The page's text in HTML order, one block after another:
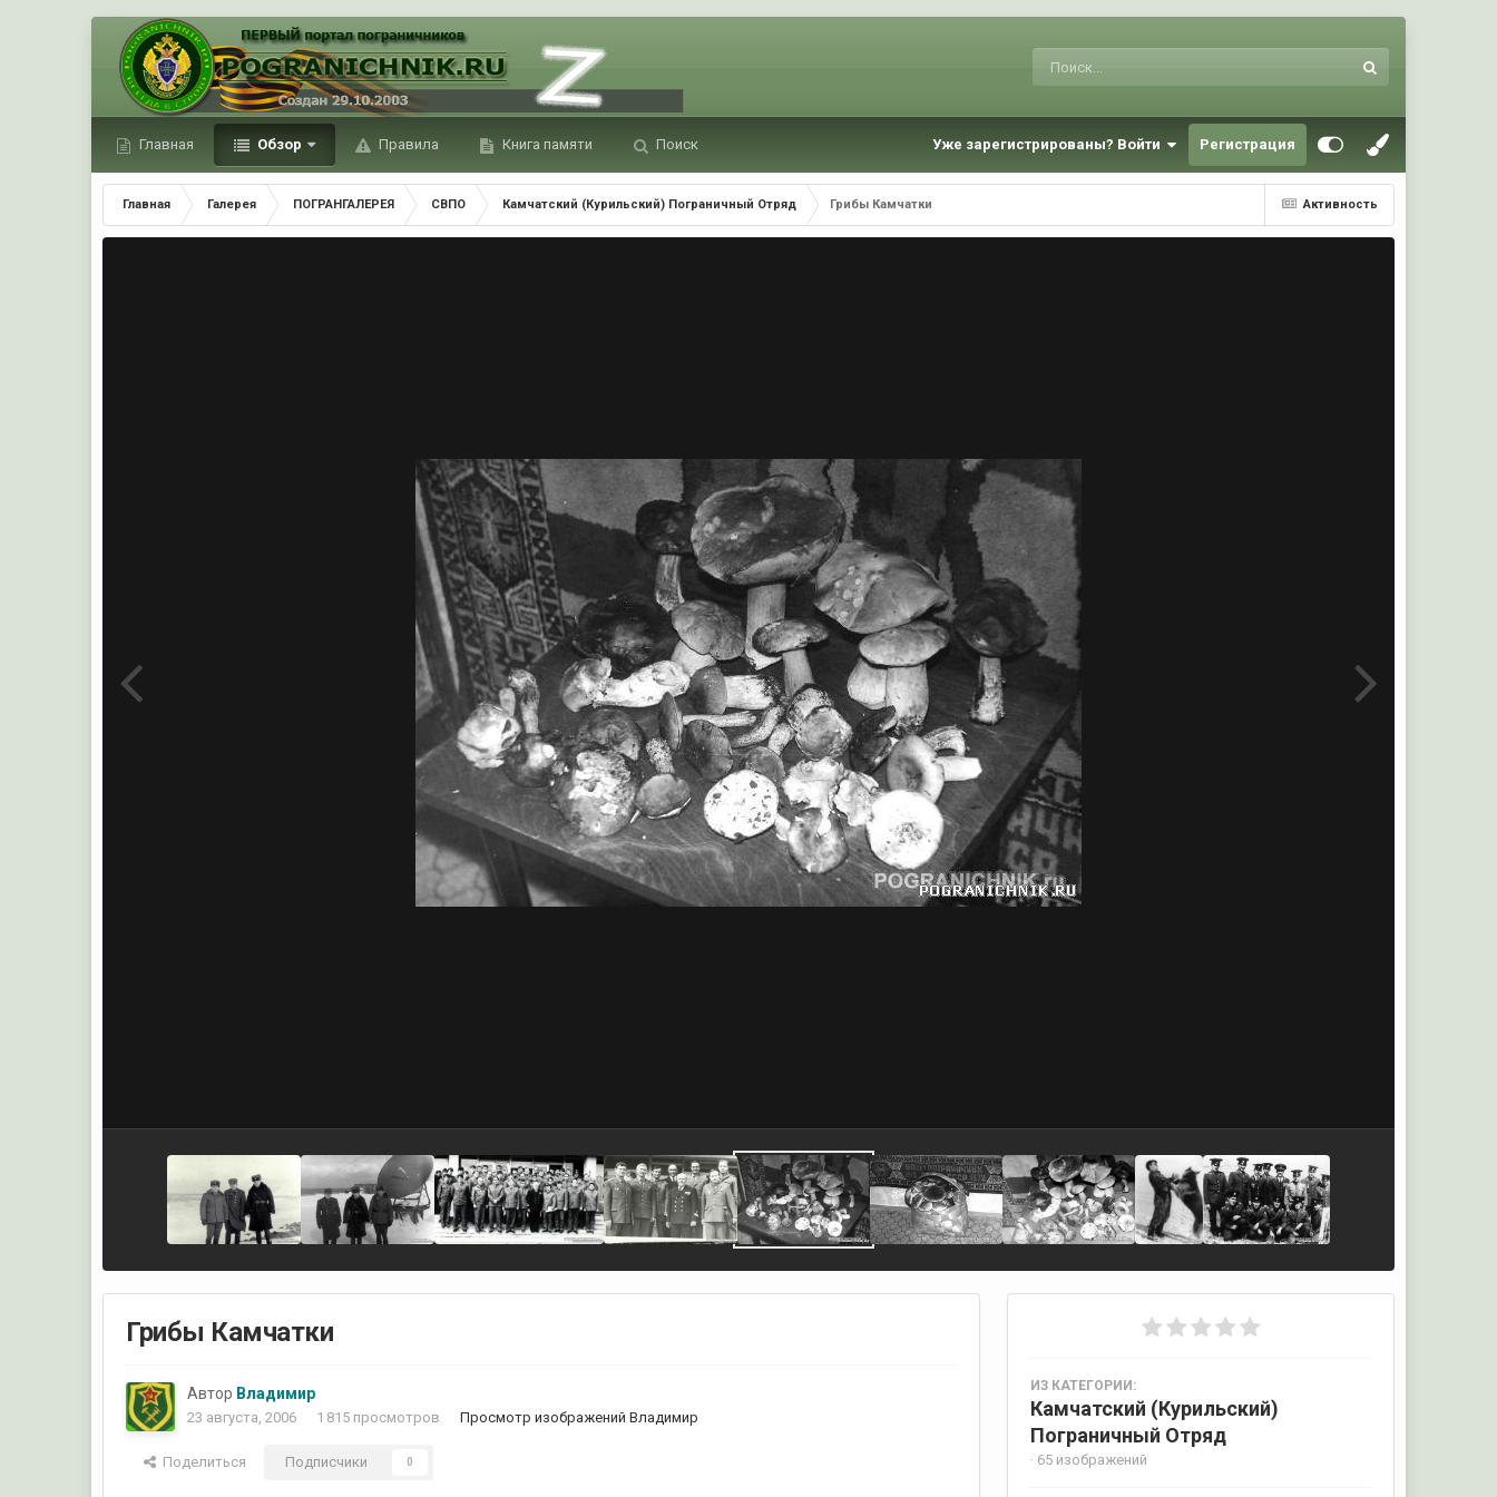
Главная Обзор Правила Книга памяти Поиск Уже зарегистрированы? Войти Регистрация
Активность
Главная Галерея ПОГРАНГАЛЕРЕЯ СВПО Камчатский (Курильский) Пограничный Отряд Грибы Камчатки
Грибы Камчатки
Автор Владимир
23 августа, 2006 1 815 просмотров Просмотр изображений Владимир
Поделиться Подписчики 0
ИЗ КАТЕГОРИИ:
Камчатский (Курильский)
Пограничный Отряд
· 65 изображений